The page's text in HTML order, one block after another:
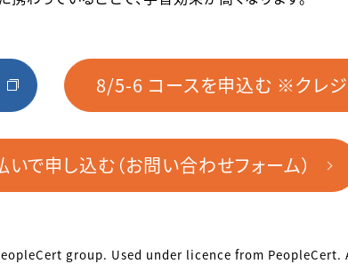
8/5-6 コースを申込む ※クレジ
で申し込む（お問い合わせフォーム）
group. Used under licence from PeopleCert.